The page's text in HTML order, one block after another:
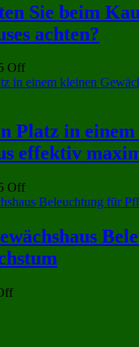
Sie beim
achten?
Off
Platz in
effektiv
Off